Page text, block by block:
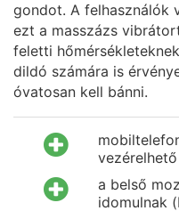
gondot. A felhasználók
ezt a masszázs
feletti
dildó számára is
óvatosan kell bánni.
vezérelhető
a belső
idomulnak